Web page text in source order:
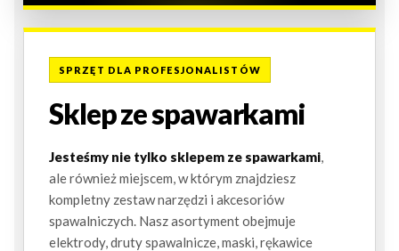
SPRZĘT DLA PROFESJONALISTÓW
Sklep ze spawarkami
Jesteśmy nie tylko sklepem ze spawarkami,
ale również miejscem, w którym znajdziesz
kompletny zestaw narzędzi i akcesoriów
spawalniczych. Nasz asortyment obejmuje
elektrody, druty spawalnicze, maski, rękawice